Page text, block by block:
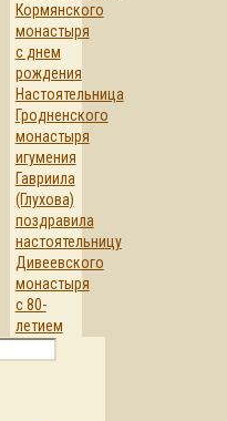
Кормянского
монастыря
с днем
рождения
Настоятельница
Гродненского
монастыря
игумения
Гавриила
(Глухова)
поздравила
настоятельницу
Дивеевского
монастыря
с 80-
летием